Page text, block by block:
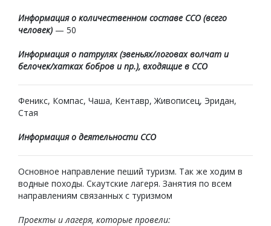
Информация о количественном составе ССО (всего
человек) — 50
Информация о патрулях (звеньях/логовах волчат и
белочек/хатках бобров и пр.), входящие в ССО
Феникс, Компас, Чаша, Кентавр, Живописец, Эридан,
Стая
Информация о деятельности ССО
Основное направление пеший туризм. Так же ходим в
водные походы. Скаутские лагеря. Занятия по всем
направлениям связанных с туризмом
Проекты и лагеря, которые провели: